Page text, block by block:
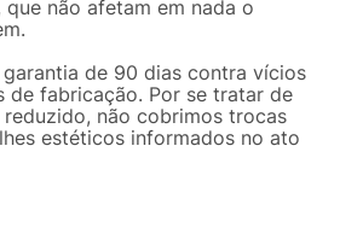
não afetam em nada o
garantia de 90 dias contra vícios
de fabricação. Por se tratar de
não cobrimos trocas
estéticos informados no ato